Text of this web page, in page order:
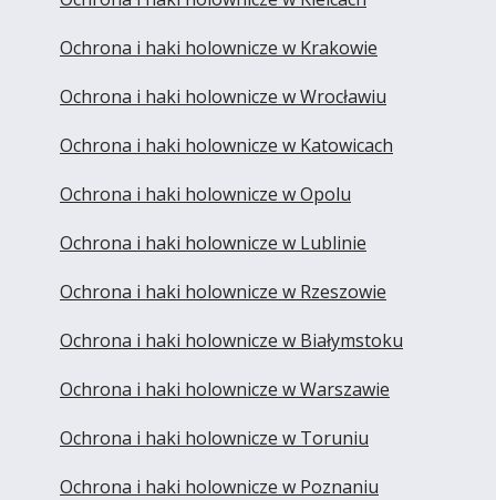
Ochrona i haki holownicze w Krakowie
Ochrona i haki holownicze w Wrocławiu
Ochrona i haki holownicze w Katowicach
Ochrona i haki holownicze w Opolu
Ochrona i haki holownicze w Lublinie
Ochrona i haki holownicze w Rzeszowie
Ochrona i haki holownicze w Białymstoku
Ochrona i haki holownicze w Warszawie
Ochrona i haki holownicze w Toruniu
Ochrona i haki holownicze w Poznaniu